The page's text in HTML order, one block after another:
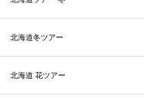
北海道冬ツアー
北海道 花ツアー